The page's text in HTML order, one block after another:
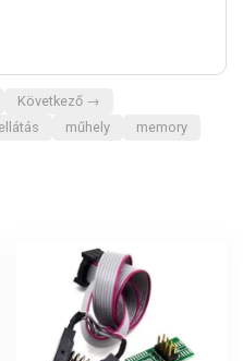
Következő →
műhely memory